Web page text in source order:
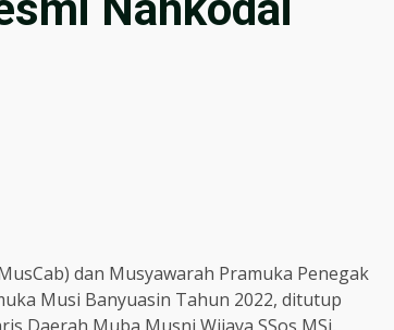
dan Musyawarah Pramuka Penegak
Musi Banyuasin Tahun 2022, ditutup